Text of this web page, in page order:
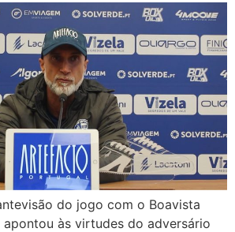
do jogo com o Boavista
apontou às virtudes do adversário